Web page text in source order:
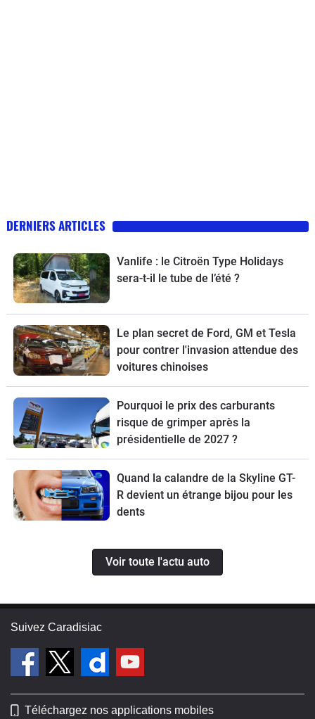
DERNIERS ARTICLES
Vanlife : le Citroën Type Holidays
sera-t-il le tube de l’été ?
Le plan secret de Ford, GM et Tesla
pour contrer l'invasion attendue des
voitures chinoises
Pourquoi le prix des carburants
risque de grimper après la
présidentielle de 2027 ?
Quand la calandre de la Skyline GT-
R devient un étrange bijou pour les
dents
Voir toute l'actu auto
Suivez Caradisiac
Téléchargez nos applications mobiles